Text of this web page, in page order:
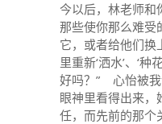
今以后，林老师和
那些使你那么难受
它，或者给他们换
里重新‘洒水’、‘种
好吗？” 心怡被我
眼神里看得出来，
任，而先前的那个